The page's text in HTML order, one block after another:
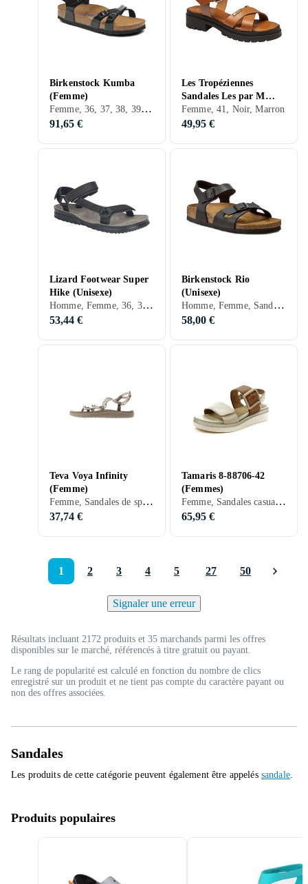
Birkenstock Kumba
(Femme)
Femme, 36, 37, 38, 39, 40, 41, 42, 43, 38,5, 40,5, 43,5, 35, 34, 41,5, Noir, Blanc, Argent, Marron, Beige, Cuir, Synthétique
91,65 €
Les Tropéziennes
Sandales Les par M
Belarbi TIHA C43551
Femme, 41, Noir, Marron
49,95 €
Lizard Footwear Super
Hike (Unisexe)
Homme, Femme, 36, 37, 38, 39, 40, 41, 42, 43, 44, 45, 46, Noir, Gris, Bleu, Rouge, Vert, Beige
53,44 €
Birkenstock Rio
(Unisexe)
Homme, Femme, Sandales de sport, 36, 37, 38, 39, 40, 41, 42, 32, 33, 35, 34, Noir, Blanc, Argent, Turkos, Marron, Bleu, Rouge, Beige, Rose, Synthétique, Simili cuir
58,00 €
Teva Voya Infinity
(Femme)
Femme, Sandales de sport, 36, 37, 38, 39, 40, 41, 42, 43, 44, 38,5, 40,5, 39,5, Noir, Blanc, Argent, Gris, Marron, Bleu, Jaune, Beige, Violet
37,74 €
Tamaris 8-88706-42
(Femmes)
Femme, Sandales casual, 36, 37, 38, 39, 40, 41, 42, Noir, Argent, Bleu, Rouge, Vert, Beige, Cuir, Suède
65,95 €
1 2 3 4 5 27 50
Signaler une erreur
Résultats incluant 2172 produits et 35 marchands parmi les offres
disponibles sur le marché, référencés à titre gratuit ou payant.
Le rang de popularité est calculé en fonction du nombre de clics
enregistré sur un produit et ne tient pas compte du caractère payant ou
non des offres associées.
Sandales
Les produits de cette catégorie peuvent également être appelés sandale.
Produits populaires